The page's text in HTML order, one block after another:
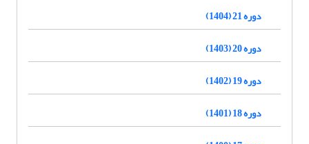
دوره 21 (1404)
دوره 20 (1403)
دوره 19 (1402)
دوره 18 (1401)